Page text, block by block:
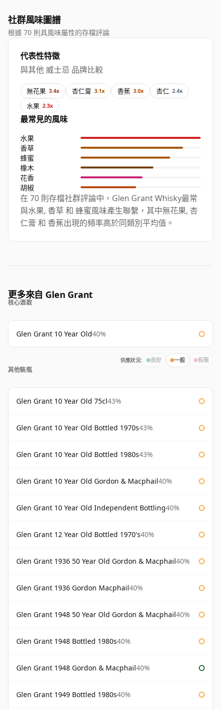
社群風味圖譜
根據 70 則具風味屬性的存檔評論
代表性特徵
與其他 威士忌 品牌比較
無花果 3.4x 杏仁膏 3.1x 香蕉 3.0x 杏仁 2.4x
水果 2.3x
最常見的風味
水果
香草
蜂蜜
橡木
花香
胡椒
在 70 則存檔社群評論中，Glen Grant Whisky最常
與水果, 香草 和 蜂蜜風味產生聯繫，其中無花果, 杏
仁膏 和 香蕉出現的頻率高於同類別平均值。
更多來自 Glen Grant
核心酒款
Glen Grant 10 Year Old40%
供應狀況: 良好 一般 有限
其他裝瓶
Glen Grant 10 Year Old 75cl43%
Glen Grant 10 Year Old Bottled 1970s43%
Glen Grant 10 Year Old Bottled 1980s43%
Glen Grant 10 Year Old Gordon & Macphail40%
Glen Grant 10 Year Old Independent Bottling40%
Glen Grant 12 Year Old Bottled 1970's40%
Glen Grant 1936 50 Year Old Gordon & Macphail40%
Glen Grant 1936 Gordon Macphail40%
Glen Grant 1948 50 Year Old Gordon & Macphail40%
Glen Grant 1948 Bottled 1980s40%
Glen Grant 1948 Gordon & Macphail40%
Glen Grant 1949 Bottled 1980s40%